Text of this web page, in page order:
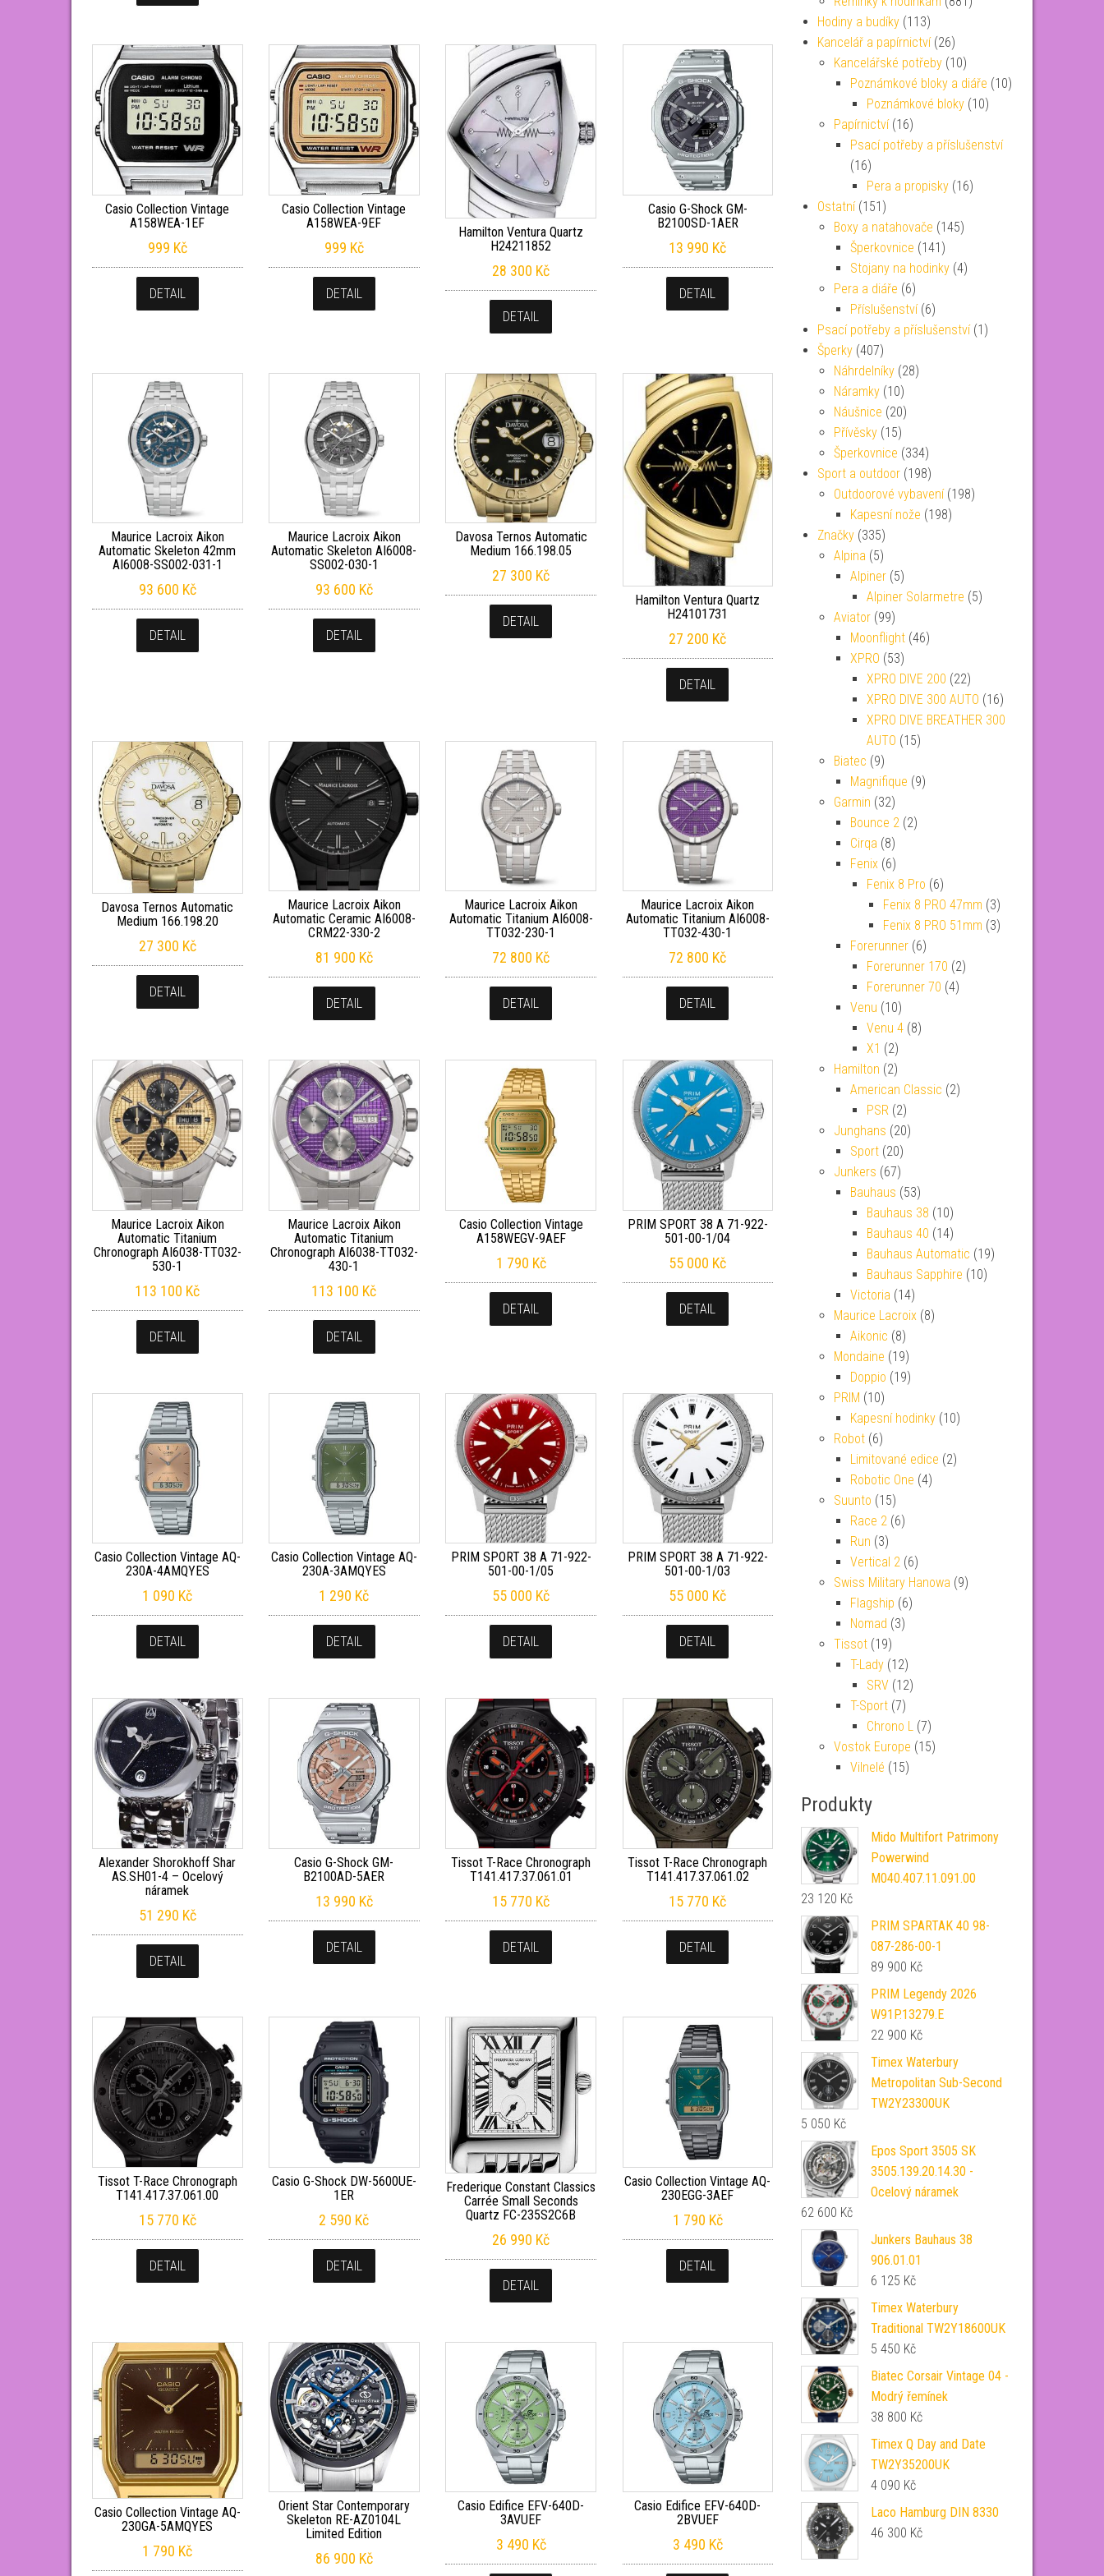
Casio Collection Vintage
A158WEA-1EF
999 Kč
DETAIL
Casio Collection Vintage
A158WEA-9EF
999 Kč
DETAIL
Hamilton Ventura Quartz
H24211852
28 300 Kč
DETAIL
Casio G-Shock GM-
B2100SD-1AER
13 990 Kč
DETAIL
Maurice Lacroix Aikon
Automatic Skeleton 42mm
AI6008-SS002-031-1
93 600 Kč
DETAIL
Maurice Lacroix Aikon
Automatic Skeleton AI6008-
SS002-030-1
93 600 Kč
DETAIL
Davosa Ternos Automatic
Medium 166.198.05
27 300 Kč
DETAIL
Hamilton Ventura Quartz
H24101731
27 200 Kč
DETAIL
Davosa Ternos Automatic
Medium 166.198.20
27 300 Kč
DETAIL
Maurice Lacroix Aikon
Automatic Ceramic AI6008-
CRM22-330-2
81 900 Kč
DETAIL
Maurice Lacroix Aikon
Automatic Titanium AI6008-
TT032-230-1
72 800 Kč
DETAIL
Maurice Lacroix Aikon
Automatic Titanium AI6008-
TT032-430-1
72 800 Kč
DETAIL
Maurice Lacroix Aikon
Automatic Titanium
Chronograph AI6038-TT032-
530-1
113 100 Kč
DETAIL
Maurice Lacroix Aikon
Automatic Titanium
Chronograph AI6038-TT032-
430-1
113 100 Kč
DETAIL
Casio Collection Vintage
A158WEGV-9AEF
1 790 Kč
DETAIL
PRIM SPORT 38 A 71-922-
501-00-1/04
55 000 Kč
DETAIL
Casio Collection Vintage AQ-
230A-4AMQYES
1 090 Kč
DETAIL
Casio Collection Vintage AQ-
230A-3AMQYES
1 290 Kč
DETAIL
PRIM SPORT 38 A 71-922-
501-00-1/05
55 000 Kč
DETAIL
PRIM SPORT 38 A 71-922-
501-00-1/03
55 000 Kč
DETAIL
Alexander Shorokhoff Shar
AS.SH01-4 – Ocelový
náramek
51 290 Kč
DETAIL
Casio G-Shock GM-
B2100AD-5AER
13 990 Kč
DETAIL
Tissot T-Race Chronograph
T141.417.37.061.01
15 770 Kč
DETAIL
Tissot T-Race Chronograph
T141.417.37.061.02
15 770 Kč
DETAIL
Tissot T-Race Chronograph
T141.417.37.061.00
15 770 Kč
DETAIL
Casio G-Shock DW-5600UE-
1ER
2 590 Kč
DETAIL
Frederique Constant Classics
Carrée Small Seconds
Quartz FC-235S2C6B
26 990 Kč
DETAIL
Casio Collection Vintage AQ-
230EGG-3AEF
1 790 Kč
DETAIL
Casio Collection Vintage AQ-
230GA-5AMQYES
1 790 Kč
Orient Star Contemporary
Skeleton RE-AZ0104L
Limited Edition
86 900 Kč
Casio Edifice EFV-640D-
3AVUEF
3 490 Kč
Casio Edifice EFV-640D-
2BVUEF
3 490 Kč
Hodiny a budíky (113)
Kancelář a papírnictví (26)
Kancelářské potřeby (10)
Poznámkové bloky a diáře (10)
Poznámkové bloky (10)
Papírnictví (16)
Psací potřeby a příslušenství
(16)
Pera a propisky (16)
Ostatní (151)
Boxy a natahovače (145)
Šperkovnice (141)
Stojany na hodinky (4)
Pera a diáře (6)
Příslušenství (6)
Psací potřeby a příslušenství (1)
Šperky (407)
Náhrdelníky (28)
Náramky (10)
Náušnice (20)
Přívěsky (15)
Šperkovnice (334)
Sport a outdoor (198)
Outdoorové vybavení (198)
Kapesní nože (198)
Značky (335)
Alpina (5)
Alpiner (5)
Alpiner Solarmetre (5)
Aviator (99)
Moonflight (46)
XPRO (53)
XPRO DIVE 200 (22)
XPRO DIVE 300 AUTO (16)
XPRO DIVE BREATHER 300
AUTO (15)
Biatec (9)
Magnifique (9)
Garmin (32)
Bounce 2 (2)
Cirqa (8)
Fenix (6)
Fenix 8 Pro (6)
Fenix 8 PRO 47mm (3)
Fenix 8 PRO 51mm (3)
Forerunner (6)
Forerunner 170 (2)
Forerunner 70 (4)
Venu (10)
Venu 4 (8)
X1 (2)
Hamilton (2)
American Classic (2)
PSR (2)
Junghans (20)
Sport (20)
Junkers (67)
Bauhaus (53)
Bauhaus 38 (10)
Bauhaus 40 (14)
Bauhaus Automatic (19)
Bauhaus Sapphire (10)
Victoria (14)
Maurice Lacroix (8)
Aikonic (8)
Mondaine (19)
Doppio (19)
PRIM (10)
Kapesní hodinky (10)
Robot (6)
Limitované edice (2)
Robotic One (4)
Suunto (15)
Race 2 (6)
Run (3)
Vertical 2 (6)
Swiss Military Hanowa (9)
Flagship (6)
Nomad (3)
Tissot (19)
T-Lady (12)
SRV (12)
T-Sport (7)
Chrono L (7)
Vostok Europe (15)
Vilnelé (15)
Produkty
Mido Multifort Patrimony
Powerwind
M040.407.11.091.00
23 120 Kč
PRIM SPARTAK 40 98-
087-286-00-1
89 900 Kč
PRIM Legendy 2026
W91P.13279.E
22 900 Kč
Timex Waterbury
Metropolitan Sub-Second
TW2Y23300UK
5 050 Kč
Epos Sport 3505 SK
3505.139.20.14.30 -
Ocelový náramek
62 600 Kč
Junkers Bauhaus 38
906.01.01
6 125 Kč
Timex Waterbury
Traditional TW2Y18600UK
5 450 Kč
Biatec Corsair Vintage 04 -
Modrý řemínek
38 800 Kč
Timex Q Day and Date
TW2Y35200UK
4 090 Kč
Laco Hamburg DIN 8330
46 300 Kč